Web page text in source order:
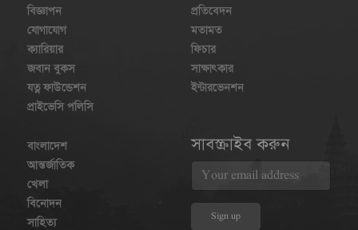
বিজ্ঞাপন
যোগাযোগ
ক্যারিয়ার
জবান বুকস
যত্ন ফাউন্ডেশন
প্রাইভেসি পলিসি
প্রতিবেদন
মতামত
ফিচার
সাক্ষাৎকার
ইন্টারভেনশন
বাংলাদেশ
আন্তর্জাতিক
খেলা
বিনোদন
সাহিত্য
সাবস্ক্রাইব করুন